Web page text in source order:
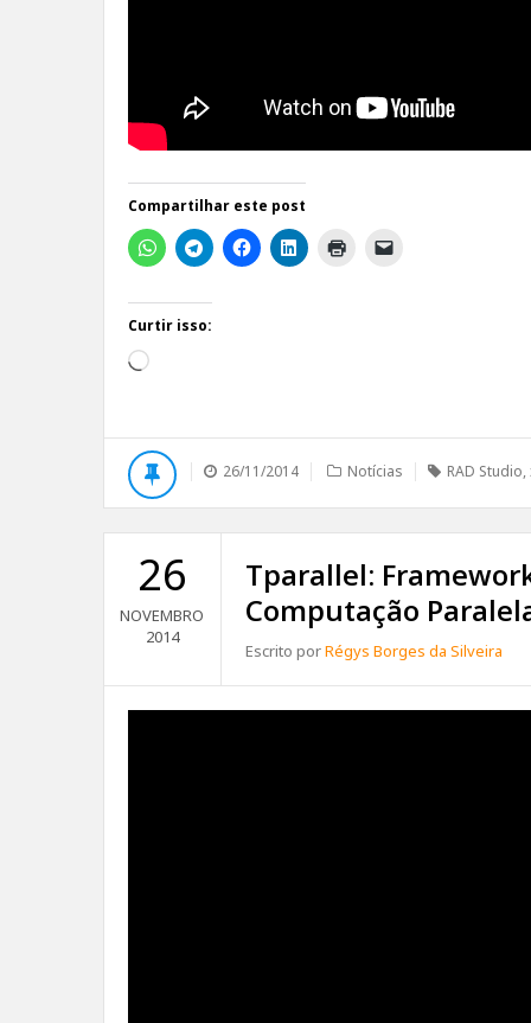
Compartilhar este post
Curtir isso:
Carregando...
26/11/2014 Notícias RAD Studio,
26
NOVEMBRO
2014
Tparallel:
Computação
Escrito porRégys Borges da Silveira